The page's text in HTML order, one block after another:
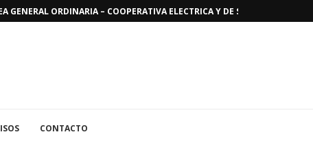
GENERAL ORDINARIA – COOPERATIVA ELECTRICA Y DE SERVICIOS
CONTACTO